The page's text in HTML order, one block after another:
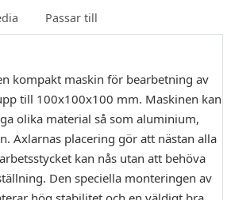
Passar till
kompakt maskin för bearbetning av
till 100x100x100 mm. Maskinen kan
olika material så som aluminium,
Axlarnas placering gör att nästan alla
kan nås utan att behöva
Den speciella monteringen av